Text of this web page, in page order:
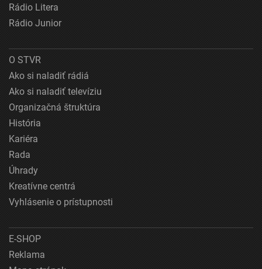
Rádio Litera
Rádio Junior
O STVR
Ako si naladiť rádiá
Ako si naladiť televíziu
Organizačná štruktúra
História
Kariéra
Rada
Úhrady
Kreatívne centrá
Vyhlásenie o prístupnosti
E-SHOP
Reklama